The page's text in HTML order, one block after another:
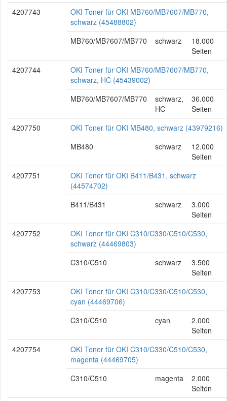
4207743
OKI Toner für OKI MB760/MB7607/MB770,
schwarz (45488802)
MB760/MB7607/MB770
schwarz
18.000
Seiten
4207744
OKI Toner für OKI MB760/MB7607/MB770,
schwarz, HC (45439002)
MB760/MB7607/MB770
schwarz,
HC
36.000
Seiten
4207750
OKI Toner für OKI MB480, schwarz (43979216)
MB480
schwarz
12.000
Seiten
4207751
OKI Toner für OKI B411/B431, schwarz
(44574702)
B411/B431
schwarz
3.000
Seiten
4207752
OKI Toner für OKI C310/C330/C510/C530,
schwarz (44469803)
C310/C510
schwarz
3.500
Seiten
4207753
OKI Toner für OKI C310/C330/C510/C530,
cyan (44469706)
C310/C510
cyan
2.000
Seiten
4207754
OKI Toner für OKI C310/C330/C510/C530,
magenta (44469705)
C310/C510
magenta
2.000
Seiten